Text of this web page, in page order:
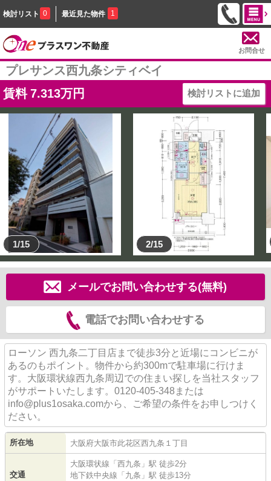
検討リスト 0 最近見た物件 1
お問合せ
プレサンス西九条シティベイ
賃料 7.313万円 検討リストに追加
1/15 2/15
メールでお問い合わせする(無料)
電話でお問い合わせする
ローソン 西九条二丁目店まで徒歩3分と近場にコンビニが
あるのもポイント。物件から約300mで駐車場に行けま
す。大阪環状線西九条周辺での住まい探しを当社スタッフ
がサポートいたします。0120-405-348または
info@plus1osaka.comから、ご希望の条件をお申しつけく
ださい。
所在地 大阪府大阪市此花区西九条 １丁目
交通
大阪環状線 「 西九条 」駅 徒歩2分
地下鉄中央線 「 九条 」駅 徒歩13分